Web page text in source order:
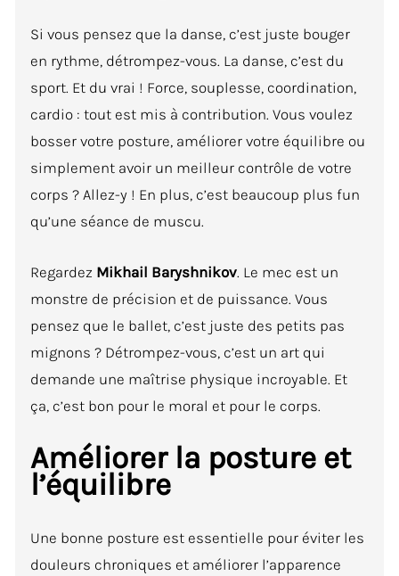
Si vous pensez que la danse, c’est juste bouger
en rythme, détrompez-vous. La danse, c’est du
sport. Et du vrai ! Force, souplesse, coordination,
cardio : tout est mis à contribution. Vous voulez
bosser votre posture, améliorer votre équilibre ou
simplement avoir un meilleur contrôle de votre
corps ? Allez-y ! En plus, c’est beaucoup plus fun
qu’une séance de muscu.
Regardez Mikhail Baryshnikov. Le mec est un
monstre de précision et de puissance. Vous
pensez que le ballet, c’est juste des petits pas
mignons ? Détrompez-vous, c’est un art qui
demande une maîtrise physique incroyable. Et
ça, c’est bon pour le moral et pour le corps.
Améliorer la posture et
l’équilibre
Une bonne posture est essentielle pour éviter les
douleurs chroniques et améliorer l’apparence